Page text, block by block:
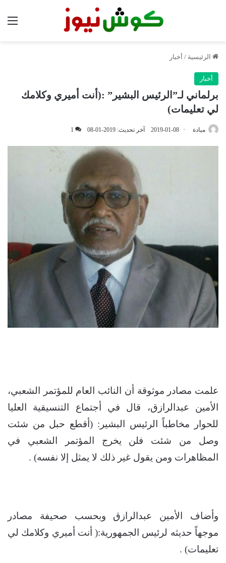
الرئيسية / أخبار
أخبار
برلماني لـ”الرئيس البشير” :(أنت أميري وكلامك
لي تعليمات)
ميادة 2019-01-08 آخر تحديث: 2019-01-08 1
علمت مصادر موثوقة أن النائب العام للمؤتمر الشعبي،
الأمين عبدالرازق، قال في أجتماع التنسيقية العليا
للحوار مخاطباً الرئيس البشير: (أقطع حبل من شئت
وصل من شئت فلن يخرج المؤتمر الشعبي في
المظاهرات ومن يقول غير ذلك لا يمثل إلا نفسه) .
وأضاف الأمين عبدالرازق وبحسب صحيفة مصادر
موجهاً حديثه لرئيس الجمهورية:( أنت أميري وكلامك لي
تعليمات) .